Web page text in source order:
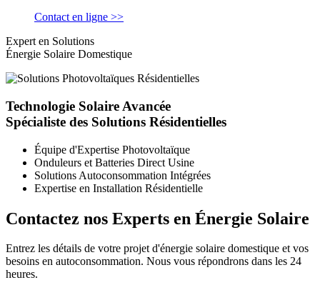
Contact en ligne >>
Expert en Solutions
Énergie Solaire Domestique
Technologie Solaire Avancée
Spécialiste des Solutions Résidentielles
Équipe d'Expertise Photovoltaïque
Onduleurs et Batteries Direct Usine
Solutions Autoconsommation Intégrées
Expertise en Installation Résidentielle
Contactez nos Experts en Énergie Solaire
Entrez les détails de votre projet d'énergie solaire domestique et vos
besoins en autoconsommation. Nous vous répondrons dans les 24
heures.